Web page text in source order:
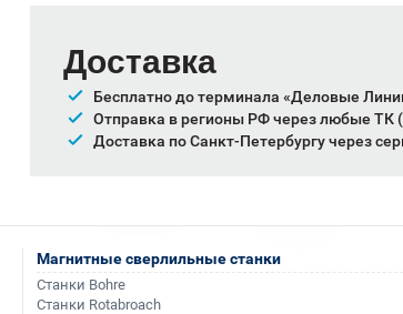
Доставка
Бесплатно до терминала «Деловые
Отправка в регионы РФ через любые ТК
Доставка по Санкт-Петербургу через
Магнитные сверлильные станки
Станки Bohre
Станки Rotabroach